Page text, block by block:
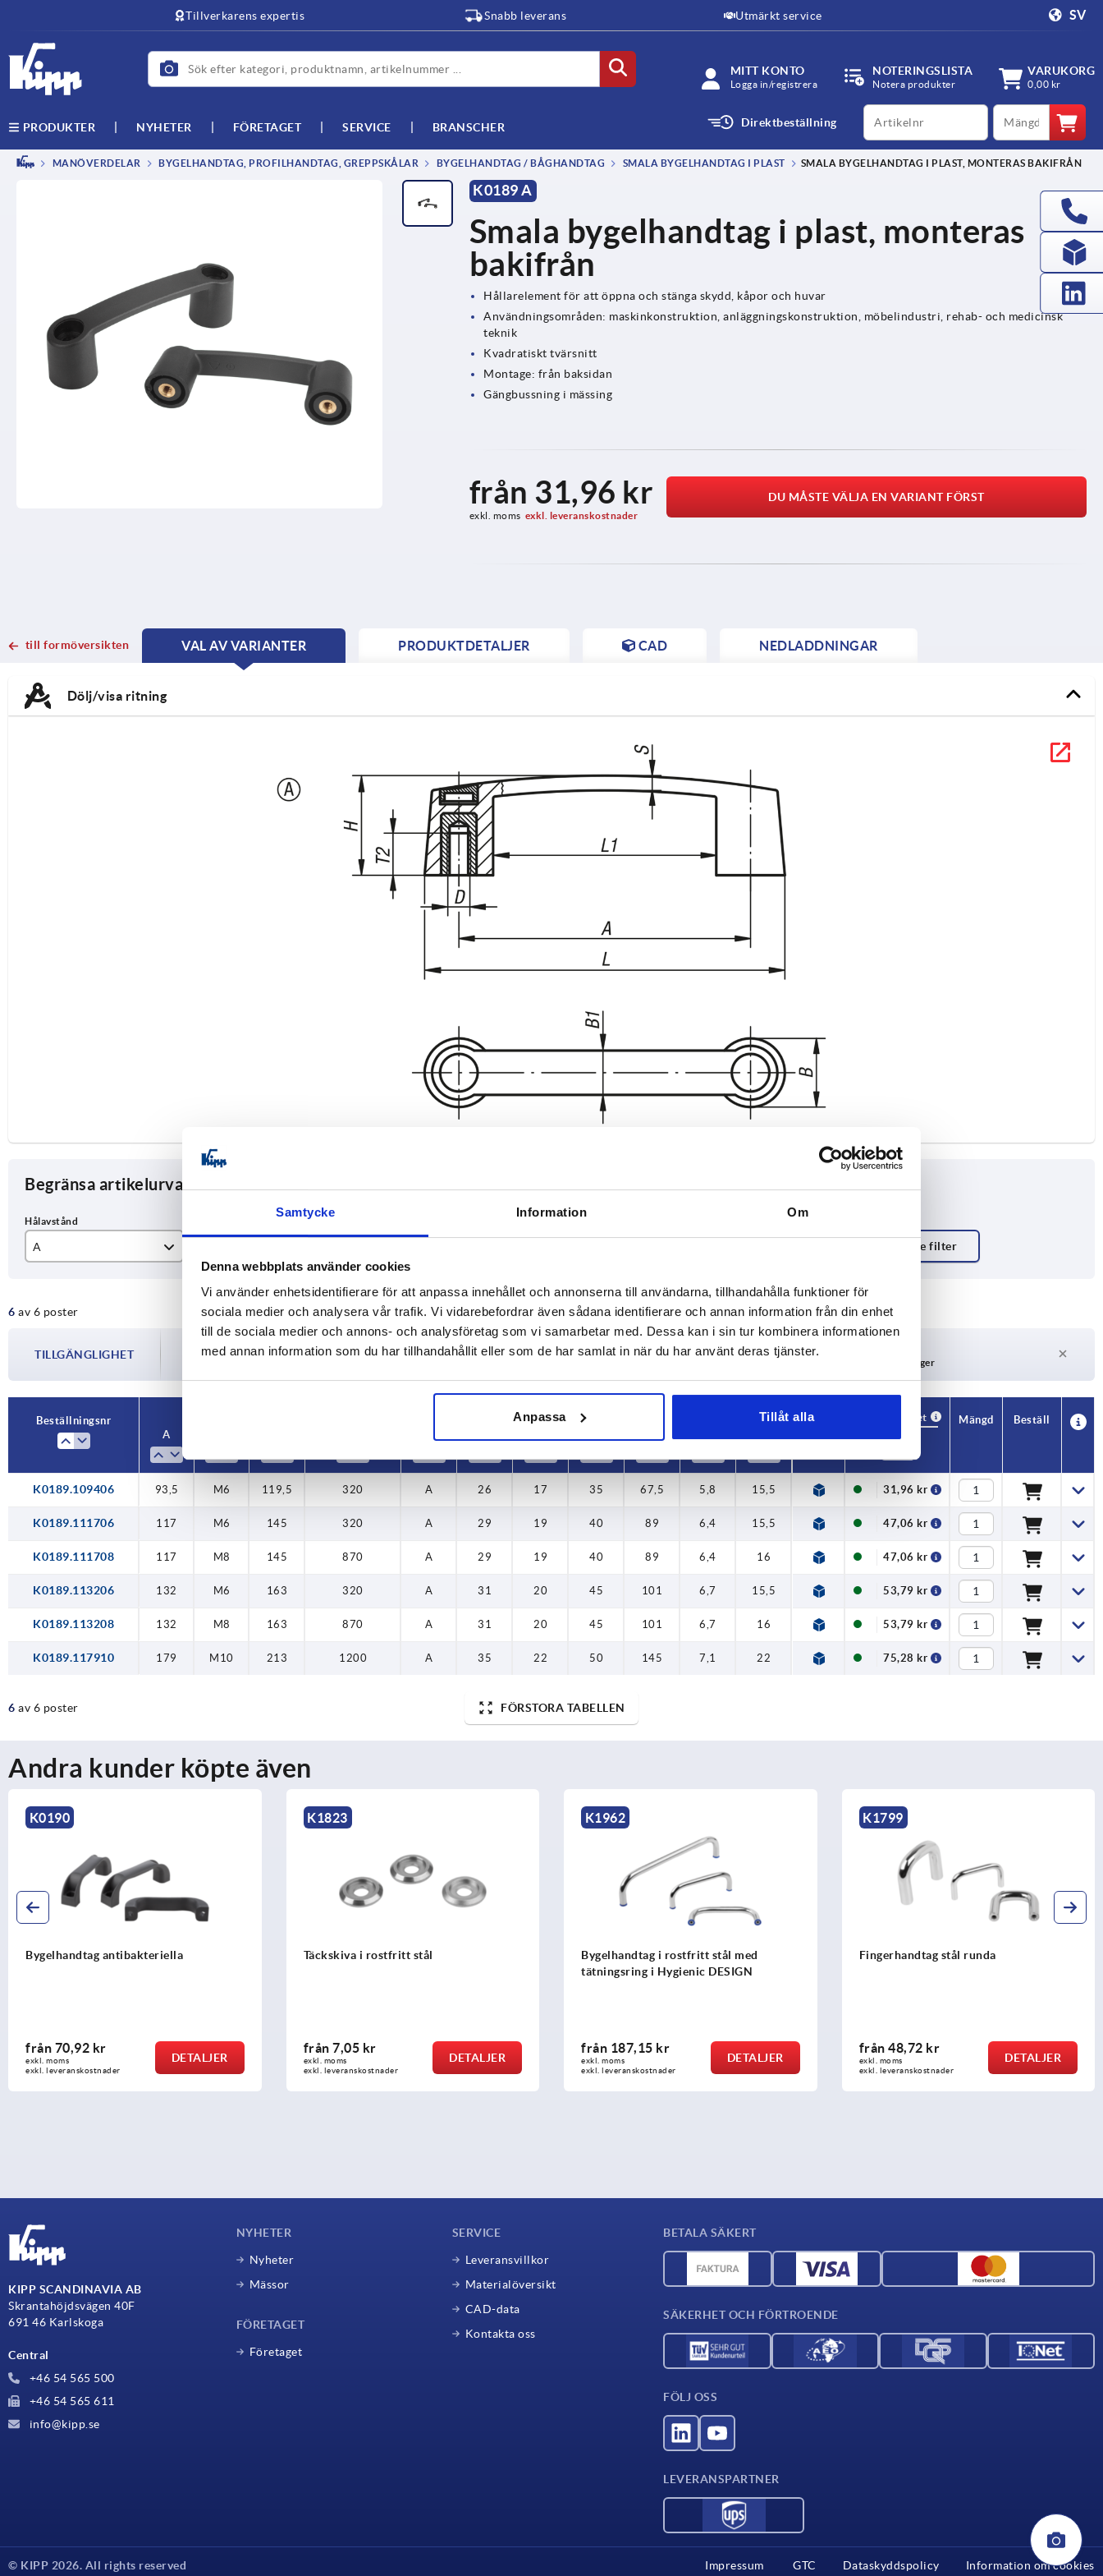
Samtycke Information Om
Denna webbplats använder cookies
Vi använder enhetsidentifierare för att anpassa innehållet och annonserna till användarna, tillhandahålla funktioner för
sociala medier och analysera vår trafik. Vi vidarebefordrar även sådana identifierare och annan information från din enhet
till de sociala medier och annons- och analysföretag som vi samarbetar med. Dessa kan i sin tur kombinera informationen
med annan information som du har tillhandahållit eller som de har samlat in när du har använt deras tjänster.
Anpassa Tillåt alla
Tillverkarens expertis Snabb leverans Utmärkt service SV
MITT KONTO
Logga in/registrera
NOTERINGSLISTA
Notera produkter
VARUKORG
0,00 kr
PRODUKTER NYHETER FÖRETAGET SERVICE BRANSCHER Direktbeställning
productCode qty
MANÖVERDELAR BYGELHANDTAG, PROFILHANDTAG, GREPPSKÅLAR BYGELHANDTAG / BÅGHANDTAG SMALA BYGELHANDTAG I PLAST SMALA BYGELHANDTAG I PLAST, MONTERAS BAKIFRÅN
K0189 A
Smala bygelhandtag i plast, monteras
bakifrån
Hållarelement för att öppna och stänga skydd, kåpor och huvar
Användningsområden: maskinkonstruktion, anläggningskonstruktion, möbelindustri, rehab- och medicinsk
teknik
Kvadratiskt tvärsnitt
Montage: från baksidan
Gängbussning i mässing
från 31,96 kr
exkl. moms exkl. leveranskostnader
DU MÅSTE VÄLJA EN VARIANT FÖRST
till formöversikten
VAL AV VARIANTER
CURRENT
CURRENT
PRODUKTDETALJER CAD NEDLADDNINGAR
Dölj/visa ritning
Begränsa artikelurval
A
117
179
M8
M10
145
163
213
870
1200
6 av 6 poster FÖRSTORA TABELLEN
TILLGÄNGLIGHET
Tillgängligheten uppdateras flera gånger per dag med jämna mellanrum. Du kommer att
informeras om det bekräftade avsändningsdatumet i det sista steget innan du slutför
1-3 dagar
För närvarande inte i lager
Beställningsnr
A
CAD
Tillgänglighet
Mängd Beställ
K0189.109406 93,5 M6 119,5 320 A 26 17 35 67,5 5,8 15,5 31,96 kr
K0189.111706 117 M6 145 320 A 29 19 40 89 6,4 15,5 47,06 kr
K0189.111708 117 M8 145 870 A 29 19 40 89 6,4 16 47,06 kr
K0189.113206 132 M6 163 320 A 31 20 45 101 6,7 15,5 53,79 kr
K0189.113208 132 M8 163 870 A 31 20 45 101 6,7 16 53,79 kr
K0189.117910 179 M10 213 1200 A 35 22 50 145 7,1 22 75,28 kr
6 av 6 poster FÖRSTORA TABELLEN
Andra kunder köpte även
K0190
Bygelhandtag antibakteriella
från 70,92 kr
exkl. moms
exkl. leveranskostnader
DETALJER
K1823
Täckskiva i rostfritt stål
från 7,05 kr
exkl. moms
exkl. leveranskostnader
DETALJER
K1962
Bygelhandtag i rostfritt stål med
tätningsring i Hygienic DESIGN
från 187,15 kr
exkl. moms
exkl. leveranskostnader
DETALJER
K1799
Fingerhandtag stål runda
från 48,72 kr
exkl. moms
exkl. leveranskostnader
DETALJER
KIPP SCANDINAVIA AB
Skrantahöjdsvägen 40F
691 46 Karlskoga
Central
+46 54 565 500
+46 54 565 611
info@kipp.se
NYHETER
Nyheter
Mässor
FÖRETAGET
Företaget
SERVICE
Leveransvillkor
Materialöversikt
CAD-data
Kontakta oss
BETALA SÄKERT
SÄKERHET OCH FÖRTROENDE
FÖLJ OSS
LEVERANSPARTNER
© KIPP 2026. All rights reserved Impressum GTC Dataskyddspolicy Information om cookies